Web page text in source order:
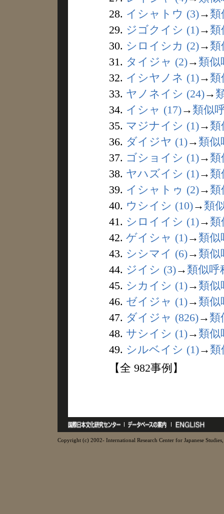
28. イシャトウ (3)→ 類
29. ジゴクイシ (1)→ 類
30. シロイシカ (2)→ 類
31. タイジャ (2)→ 類似
32. イシヤノネ (1)→ 類
33. ヤノネイシ (24)→
34. イシャ (17)→ 類似
35. マジナイシ (1)→ 類
36. ダイジヤ (1)→ 類似
37. ゴショイシ (1)→ 類
38. ヤハズイシ (1)→ 類
39. イシャトゥ (2)→ 類
40. ウシイシ (10)→ 類
41. シロイイシ (1)→ 類
42. ゲイシャ (1)→ 類似
43. シシマイ (6)→ 類似
44. ジイシ (3)→ 類似呼
45. シカイシ (1)→ 類似
46. ゼイジャ (1)→ 類似
47. ダイジャ (826)→ 類
48. サシイシ (1)→ 類似
49. シルベイシ (1)→ 類
【全 982事例】
Copyright (c) 2002- International Research Center for Japanese